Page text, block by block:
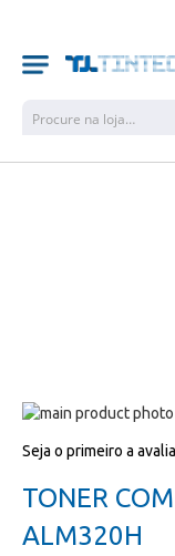
Salte
o
galeria
de
para
início
da
galeria
Seja o primeiro a
TONER
ALM320H